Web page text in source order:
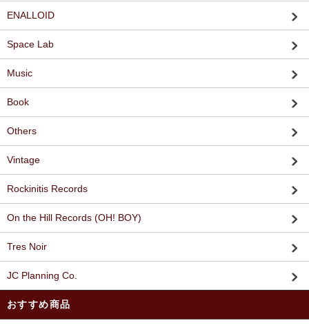
ENALLOID
Space Lab
Music
Book
Others
Vintage
Rockinitis Records
On the Hill Records (OH! BOY)
Tres Noir
JC Planning Co.
おすすめ商品